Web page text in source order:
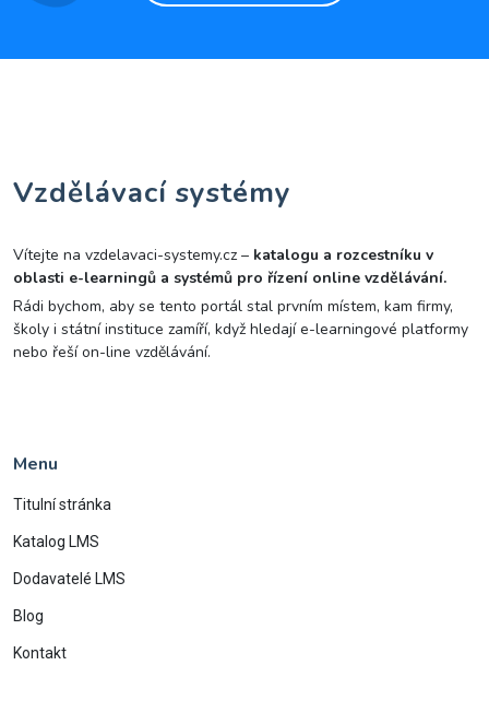
Vzdělávací systémy
Vítejte na vzdelavaci-systemy.cz – katalogu a rozcestníku v
oblasti e-learningů a systémů pro řízení online vzdělávání.
Rádi bychom, aby se tento portál stal prvním místem, kam firmy,
školy i státní instituce zamíří, když hledají e-learningové platformy
nebo řeší on-line vzdělávání.
Menu
Titulní stránka
Katalog LMS
Dodavatelé LMS
Blog
Kontakt